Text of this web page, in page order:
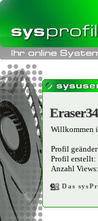
Eraser34
Willkommen
Profil
Profil erstellt:
Anzahl Views:
Das